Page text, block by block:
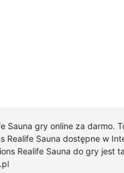
Sauna gry online za darmo.
Realife Sauna dostępne w
Realife Sauna do gry jest